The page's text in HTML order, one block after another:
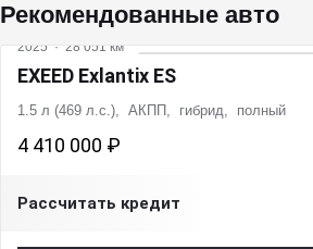
Рекомендованные авто
2025 · 28 051 км
EXEED Exlantix ES
1.5 л (469 л.с.), АКПП, гибрид, полный
4 410 000 ₽
Рассчитать кредит